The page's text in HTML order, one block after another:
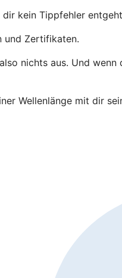
dir kein Tippfehler
und Zertifikaten.
nichts aus. Und
Wellenlänge mit dir